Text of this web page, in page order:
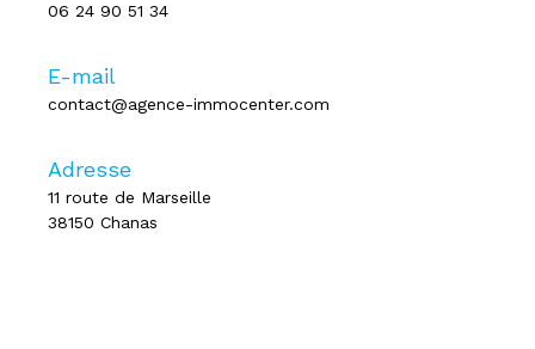
06 24 90 51 34
E-mail
contact@agence-immocenter.com
Adresse
11 route de Marseille
38150 Chanas